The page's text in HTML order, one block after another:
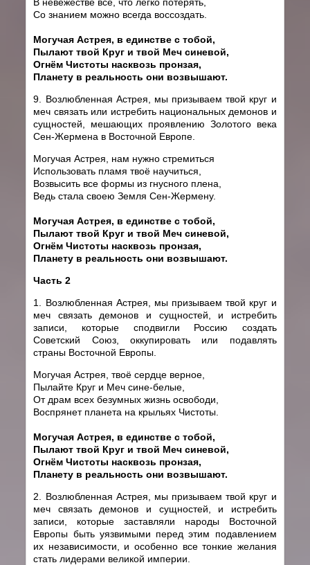
Со знанием можно всегда воссоздать.
Могучая Астрея, в единстве с тобой,
Пылают твой Круг и твой Меч синевой,
Огнём Чистоты насквозь пронзая,
Планету в реальность они возвышают.
9. Возлюбленная Астрея, мы призываем твой круг и
меч связать или истребить национальных демонов и
сущностей, мешающих проявлению Золотого века
Сен-Жермена в Восточной Европе.
Могучая Астрея, нам нужно стремиться
Использовать пламя твоё научиться,
Возвысить все формы из гнусного плена,
Ведь стала своею Земля Сен-Жермену.
Могучая Астрея, в единстве с тобой,
Пылают твой Круг и твой Меч синевой,
Огнём Чистоты насквозь пронзая,
Планету в реальность они возвышают.
Часть 2
1. Возлюбленная Астрея, мы призываем твой круг и
меч связать демонов и сущностей, и истребить
записи, которые сподвигли Россию создать
Советский Союз, оккупировать или подавлять
страны Восточной Европы.
Могучая Астрея, твоё сердце верное,
Пылайте Круг и Меч сине-белые,
От драм всех безумных жизнь освободи,
Воспрянет планета на крыльях Чистоты.
Могучая Астрея, в единстве с тобой,
Пылают твой Круг и твой Меч синевой,
Огнём Чистоты насквозь пронзая,
Планету в реальность они возвышают.
2. Возлюбленная Астрея, мы призываем твой круг и
меч связать демонов и сущностей, и истребить
записи, которые заставляли народы Восточной
Европы быть уязвимыми перед этим подавлением
их независимости, и особенно все тонкие желания
стать лидерами великой империи.